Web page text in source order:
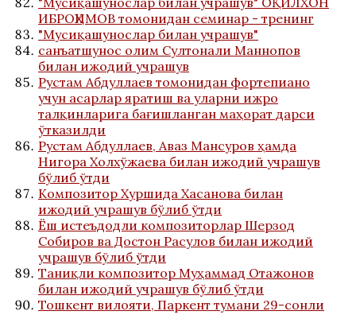
ИБРОҲИМОВ томонидан семинар - тренинг
"Мусиқашунослар билан учрашув"
санъатшунос олим Султонали Маннопов
билан ижодий учрашув
Рустам Абдуллаев томонидан фортепиано
учун асарлар яратиш ва уларни ижро
талқинларига бағишланган маҳорат дарси
ўтказилди
Рустам Абдуллаев, Аваз Мансуров ҳамда
Нигора Холхўжаева билан ижодий учрашув
бўлиб ўтди
Композитор Хуршида Хасанова билан
ижодий учрашув бўлиб ўтди
Ёш истеъдодли композиторлар Шерзод
Собиров ва Достон Расулов билан ижодий
учрашув бўлиб ўтди
Таниқли композитор Муҳаммад Отажонов
билан ижодий учрашув бўлиб ўтди
Тошкент вилояти, Паркент тумани 29-сонли